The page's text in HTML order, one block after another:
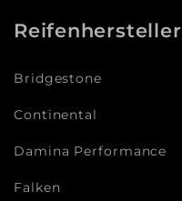
Reifenhersteller
Bridgestone
Continental
Damina Performance
Falken